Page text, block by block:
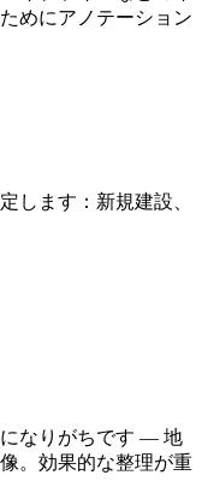
めにアノテーション
します：新規建設、
なりがちです — 地
。効果的な整理が重